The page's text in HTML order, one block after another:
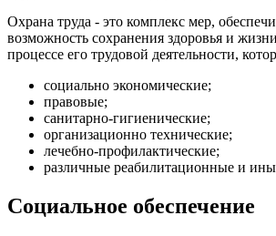
Охрана труда - это комплекс мер,
возможность сохранения здоровья и
процессе его трудовой деятельности,
социально экономические;
правовые;
санитарно-гигиенические;
организационно технические;
лечебно-профилактические;
различные реабилитационные и
Социальное обеспечение